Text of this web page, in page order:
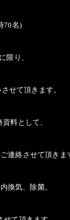
70名)
限り、
せて頂きます。
料として、
連絡させて頂きま
換気、除菌。